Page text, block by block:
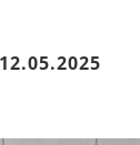
12.05.2025